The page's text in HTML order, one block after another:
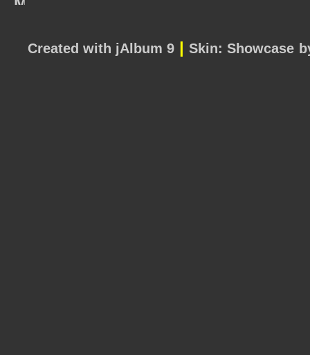
Created with jAlbum 9 | Skin: Showcase